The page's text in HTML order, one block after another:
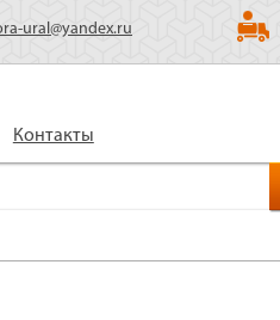
ural@yandex.ru
Контакты